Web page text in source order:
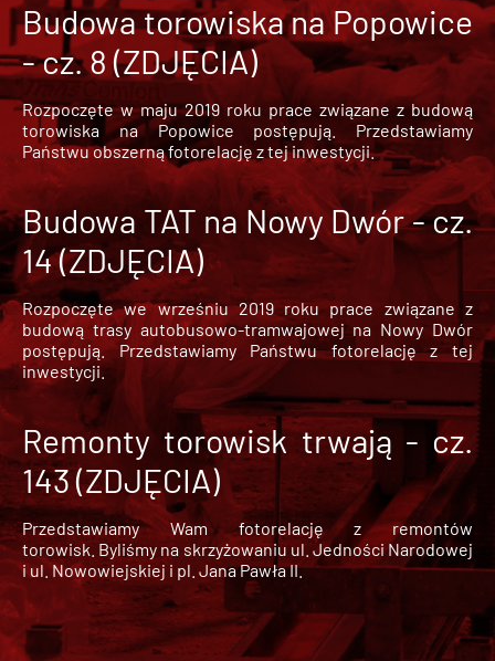
Budowa torowiska na Popowice
- cz. 8 (ZDJĘCIA)
Rozpoczęte w maju 2019 roku prace związane z budową
torowiska na Popowice
postępują. Przedstawiamy
Państwu obszerną fotorelację z tej inwestycji.
Budowa TAT na Nowy Dwór - cz.
14 (ZDJĘCIA)
Rozpoczęte we wrześniu 2019 roku prace związane z
budową trasy autobusowo-tramwajowej na Nowy Dwór
postępują. Przedstawiamy Państwu fotorelację z tej
inwestycji.
Remonty torowisk trwają - cz.
143 (ZDJĘCIA)
Przedstawiamy Wam fotorelację z remontów
torowisk. Byliśmy na skrzyżowaniu ul. Jedności Narodowej
i ul. Nowowiejskiej i pl. Jana Pawła II.